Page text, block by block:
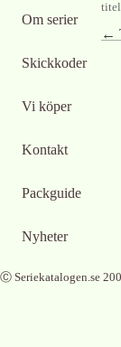
Om serier
Skickkoder
Vi köper
Kontakt
Packguide
Nyheter
←
Ⓒ Seriekatalogen.se